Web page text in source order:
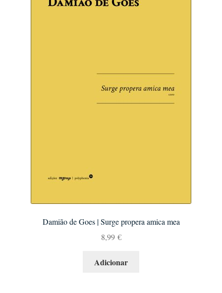
Damião de Goes | Surge propera amica mea
8,99 €
Adicionar